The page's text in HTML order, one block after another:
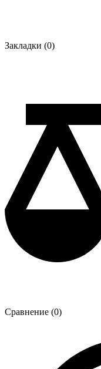
Закладки (0)
Сравнение (0)